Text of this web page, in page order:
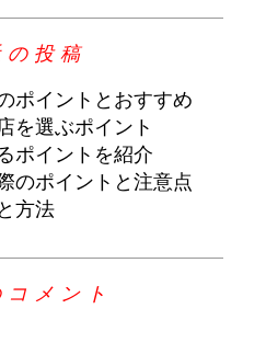
の投稿
ポイントとおすすめ
を選ぶポイント
ポイントを紹介
のポイントと注意点
方法
メント